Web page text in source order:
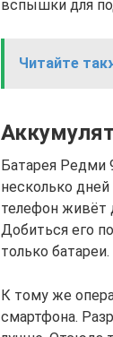
вспышки для
Читайте
Батарея Редми
несколько
телефон живёт
Добиться его
только батареи.
К тому же
смартфона.